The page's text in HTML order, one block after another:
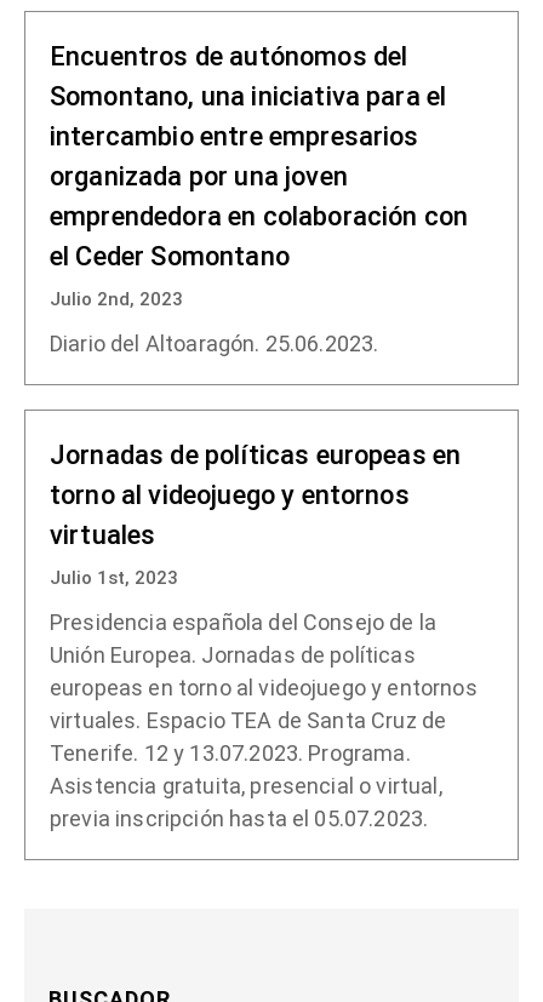
Encuentros de autónomos del
Somontano, una iniciativa para el
intercambio entre empresarios
organizada por una joven
emprendedora en colaboración con
el Ceder Somontano
Julio 2nd, 2023
Diario del Altoaragón. 25.06.2023.
Jornadas de políticas europeas en
torno al videojuego y entornos
virtuales
Julio 1st, 2023
Presidencia española del Consejo de la
Unión Europea. Jornadas de políticas
europeas en torno al videojuego y entornos
virtuales. Espacio TEA de Santa Cruz de
Tenerife. 12 y 13.07.2023. Programa.
Asistencia gratuita, presencial o virtual,
previa inscripción hasta el 05.07.2023.